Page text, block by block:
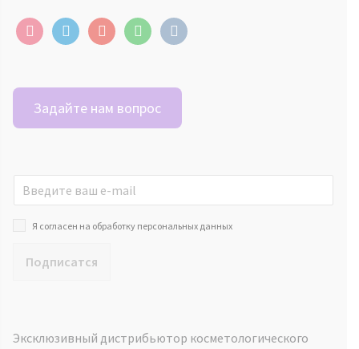
instagramtelegramyoutubewhatsappvkontakte
Задайте нам вопрос
Я согласен на обработку персональных данных
Подписатся
Эксклюзивный дистрибьютор косметологического